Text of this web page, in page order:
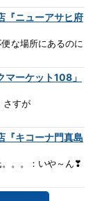
『ニューアサヒ府
な場所にあるのに
マーケット108」
さすが
『キコーナ門真島
。。：いや～ん❣